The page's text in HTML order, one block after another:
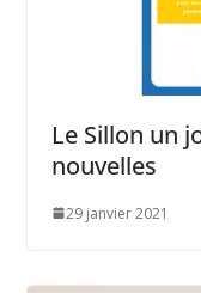
Le Sillon un
nouvelles
29 janvier 2021